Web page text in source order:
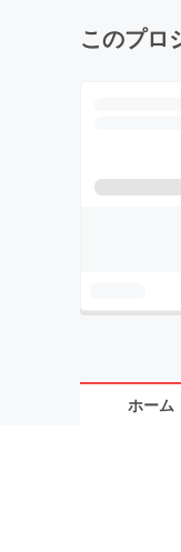
このプロ
ホーム